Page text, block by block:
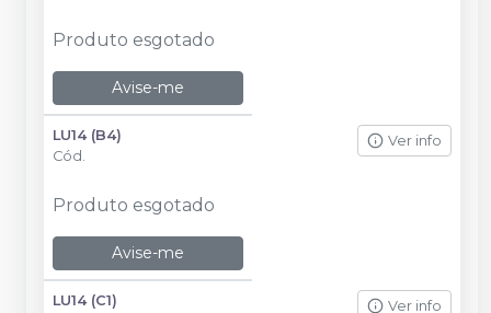
Produto esgotado
Avise-me
LU14 (B4)
Cód.
Ver info
Produto esgotado
Avise-me
LU14 (C1)
Ver info